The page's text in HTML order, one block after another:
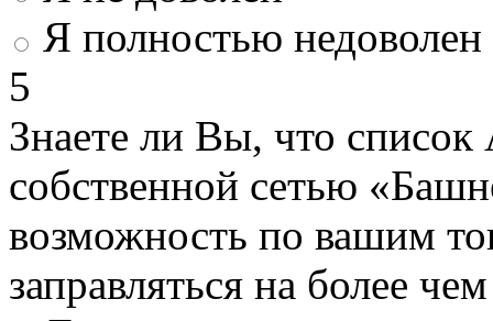
Я полностью недоволен
5
Знаете ли Вы, что
собственной сетью
возможность по вашим
заправляться на более